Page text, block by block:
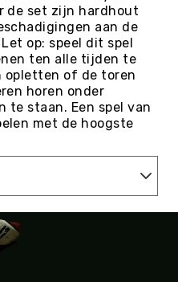
de set zijn hardhout
aan de
op: speel dit spel
ten alle tijden te
opletten of de toren
horen onder
te staan. Een spel van
met de hoogste